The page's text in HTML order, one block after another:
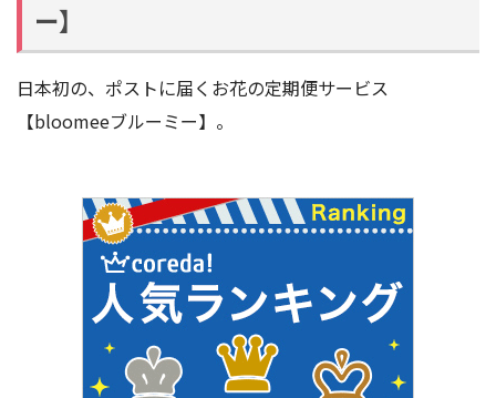
ー】
日本初の、ポストに届くお花の定期便サービス
【bloomeeブルーミー】。